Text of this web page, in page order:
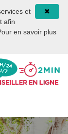
08 93 02 00 17
✖
et
afin
en savoir plus